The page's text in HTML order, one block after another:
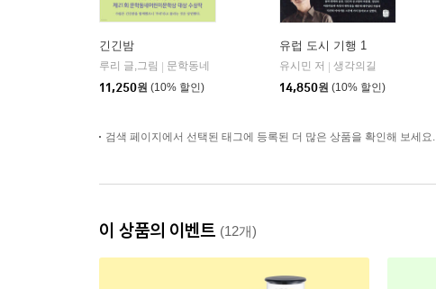
긴긴밤
루리 글,그림
문학동네
11,250원 (10% 할인)
유럽 도시 기행 1
유시민 저
생각의길
14,850원 (10% 할인)
검색 페이지에서 선택된 태그에 등록된 더 많은 상품을 확인해 보세요.
이 상품의 이벤트 (12개)